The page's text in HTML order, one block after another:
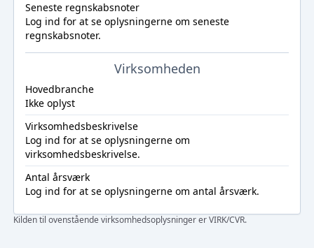
Seneste regnskabsnoter
Log ind for at se oplysningerne om seneste
regnskabsnoter.
Virksomheden
Hovedbranche
Ikke oplyst
Virksomhedsbeskrivelse
Log ind for at se oplysningerne om
virksomhedsbeskrivelse.
Antal årsværk
Log ind for at se oplysningerne om antal årsværk.
Kilden til ovenstående virksomhedsoplysninger er VIRK/CVR.